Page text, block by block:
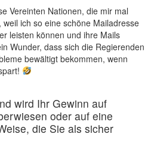
Vereinten Nationen, die mir mal
ich so eine schöne Mailadresse
leisten können und ihre Mails
Wunder, dass sich die Regierenden
bewältigt bekommen, wenn
wird Ihr Gewinn auf
oder auf eine
die Sie als sicher